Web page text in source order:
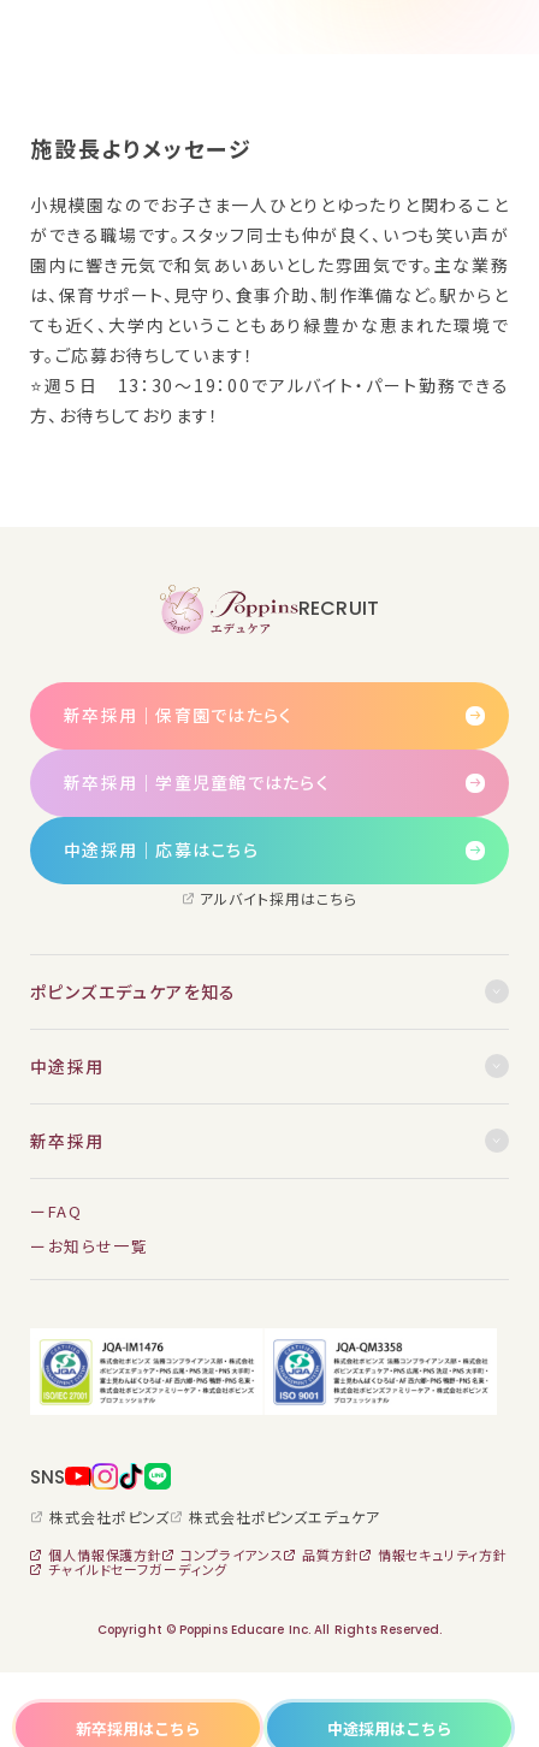
新卒採用はこちら 中途採用はこちら
栄養士・調理スタッフ
施設長よりメッセージ
小規模園なのでお子さま一人ひとりとゆったりと関わること
ができる職場です。スタッフ同士も仲が良く、いつも笑い声が
園内に響き元気で和気あいあいとした雰囲気です。主な業務
は、保育サポート、見守り、食事介助、制作準備など。駅からと
ても近く、大学内ということもあり緑豊かな恵まれた環境で
す。ご応募お待ちしています！
⭐週５日 13：30～19：00でアルバイト・パート勤務できる
方、お待ちしております！
RECRUIT
新卒採用｜保育園ではたらく
新卒採用｜学童児童館ではたらく
中途採用│応募はこちら
アルバイト採用はこちら
ポピンズエデュケアを知る
中途採用
新卒採用
FAQ
お知らせ一覧
SNS
株式会社ポピンズ 株式会社ポピンズエデュケア
個人情報保護方針 コンプライアンス 品質方針 情報セキュリティ方針
チャイルドセーフガーディング
Copyright © Poppins Educare Inc. All Rights Reserved.